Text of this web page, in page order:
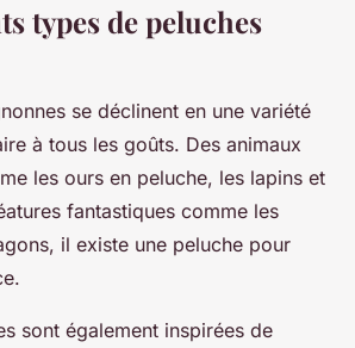
types de peluches
se déclinent en une variété
à tous les goûts. Des animaux
les ours en peluche, les lapins et
fantastiques comme les
il existe une peluche pour
sont également inspirées de